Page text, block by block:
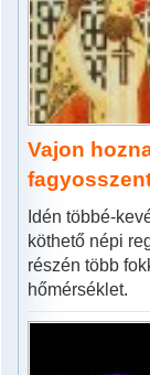
Vajon
Idén többé-
köthető népi
részén több
hőmérséklet.